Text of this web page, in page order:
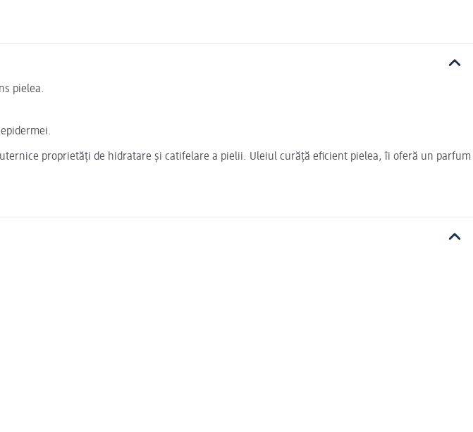
pielea.
proprietăţi de hidratare şi catifelare a pielii. Uleiul curăţă eficient pielea, îi oferă un parfum